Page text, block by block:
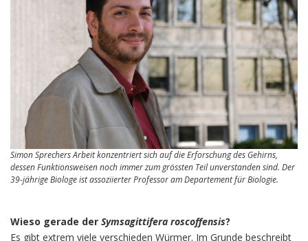
Simon Sprechers Arbeit konzentriert sich auf die Erforschung des Gehirns,
dessen Funktionsweisen noch immer zum grössten Teil unverstanden sind. Der
39-jährige Biologe ist assoziierter Professor am Departement für Biologie.
Wieso gerade der Symsagittifera roscoffensis?
Es gibt extrem viele verschieden Würmer. Im Grunde beschreibt